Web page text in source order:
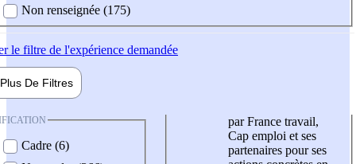
Non renseignée (175)
le filtre de l'expérience demandée
Plus De Filtres
Cadre (6)
par France travail,
Cap emploi et ses
partenaires pour ses